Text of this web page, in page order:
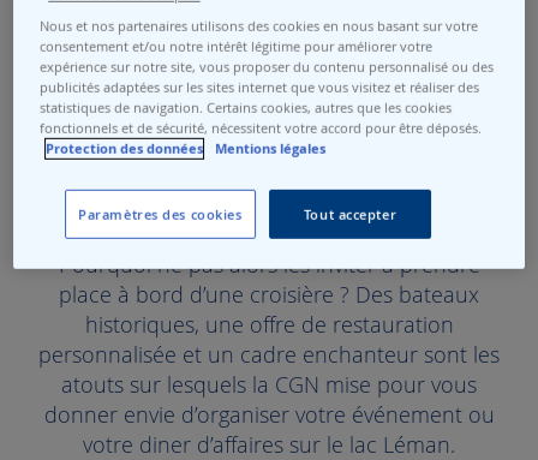
demandes de croisières privées à l'heure
actuelle, la CGN donne néanmoins la
possibilité aux professionnels d’offrir à leurs
clients, partenaires commerciaux ou
collaborateurs un moment hors du temps,
avec la possibilité de privatiser le salon d'une
capacité de 50 à 120 participants.
Pourquoi ne pas alors les inviter à prendre
place à bord d’une croisière ? Des bateaux
historiques, une offre de restauration
personnalisée et un cadre enchanteur sont les
atouts sur lesquels la CGN mise pour vous
donner envie d’organiser votre événement ou
votre diner d’affaires sur le lac Léman.
Nous et nos partenaires utilisons des cookies en nous basant sur votre
consentement et/ou notre intérêt légitime pour améliorer votre
expérience sur notre site, vous proposer du contenu personnalisé ou des
publicités adaptées sur les sites internet que vous visitez et réaliser des
statistiques de navigation. Certains cookies, autres que les cookies
fonctionnels et de sécurité, nécessitent votre accord pour être déposés.
Protection des données Mentions légales
Paramètres des cookies Tout accepter